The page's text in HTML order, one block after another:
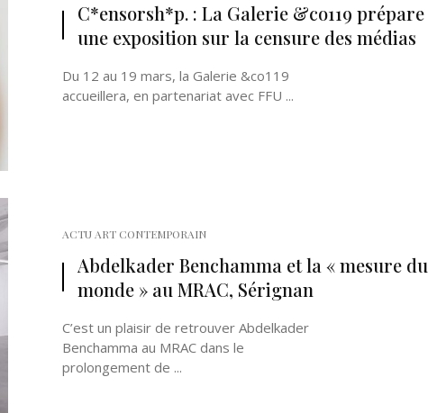
C*ensorsh*p. : La Galerie &co119 prépare
une exposition sur la censure des médias
Du 12 au 19 mars, la Galerie &co119
accueillera, en partenariat avec FFU ...
ACTU ART CONTEMPORAIN
Abdelkader Benchamma et la « mesure du
monde » au MRAC, Sérignan
C’est un plaisir de retrouver Abdelkader
Benchamma au MRAC dans le
prolongement de ...